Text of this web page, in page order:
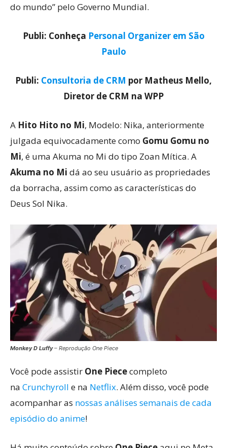
do mundo” pelo Governo Mundial.
Publi: Conheça Personal Organizer em São
Paulo
Publi: Consultoria de CRM por Matheus Mello,
Diretor de CRM na WPP
A Hito Hito no Mi, Modelo: Nika, anteriormente
julgada equivocadamente como Gomu Gomu no
Mi, é uma Akuma no Mi do tipo Zoan Mítica. A
Akuma no Mi dá ao seu usuário as propriedades
da borracha, assim como as características do
Deus Sol Nika.
Monkey D Luffy– Reprodução One Piece
Você pode assistir One Piececompleto
na Crunchyroll e na Netflix. Além disso, você pode
acompanhar as nossas análises semanais de cada
episódio do anime!